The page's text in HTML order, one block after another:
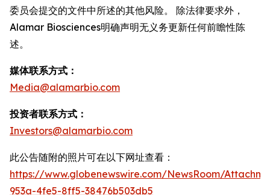
委员会提交的文件中所述的其他风险。 除法律要求外，
Alamar Biosciences明确声明无义务更新任何前瞻性陈
述。
媒体联系方式：
Media@alamarbio.com
投资者联系方式：
Investors@alamarbio.com
此公告随附的照片可在以下网址查看：
https://www.globenewswire.com/NewsRoom/
953a-4fe5-8ff5-38476b503db5